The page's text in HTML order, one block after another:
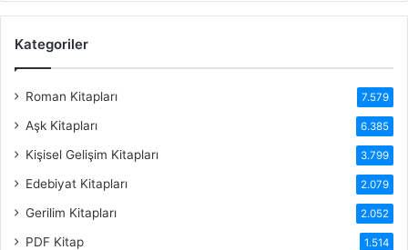
Kategoriler
Roman Kitapları 7.579
Aşk Kitapları 6.385
Kişisel Gelişim Kitapları 3.799
Edebiyat Kitapları 2.079
Gerilim Kitapları 2.052
PDF Kitap 1.514